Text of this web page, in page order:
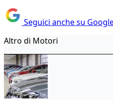
Seguici anche su
Altro di Motori